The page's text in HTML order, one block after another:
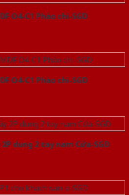
O4-C1 Phào chi-SGD
O4-C1 Phào chi-SGD
dung 2 tay nam Cửa-SGD